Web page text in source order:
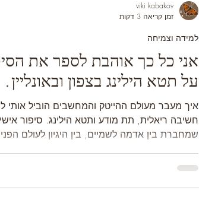
אני כל כך אוהבת לספר את
על תטא הילינג בצפון ובאונליין.
איך מעבר מעולם ההייטק והמחשבים הוביל אותי
חשיבה ריאלית, תת מודע ותטא הילינג. סיפור
שמחברת בין אדמה לשמיים, בין היגיון לעולם
למידה וצמיחה
viki kabakov
זמן קריאה 3 דקות